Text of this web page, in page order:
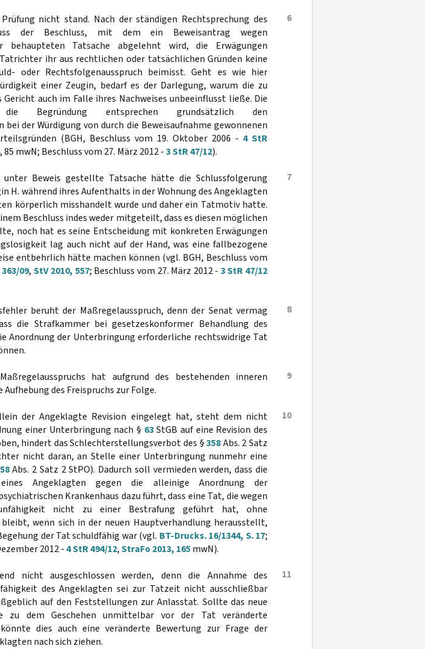
6
nicht stand. Nach der ständigen Rechtsprechung des
der Beschluss, mit dem ein Beweisantrag wegen
behaupteten Tatsache abgelehnt wird, die Erwägungen
ihr aus rechtlichen oder tatsächlichen Gründen keine
oder Rechtsfolgenausspruch beimisst. Geht es wie hier
einer Zeugin, bedarf es der Darlegung, warum die zu
Gericht auch im Falle ihres Nachweises unbeeinflusst ließe. Die
Begründung entsprechen grundsätzlich den
bei der Würdigung von durch die Beweisaufnahme gewonnenen
(BGH, Beschluss vom 19. Oktober 2006 -4 StR
, 85 mwN; Beschluss vom 27. März 2012 -3 StR 47/12).
7
Beweis gestellte Tatsache hätte die Schlussfolgerung
H. während ihres Aufenthalts in der Wohnung des Angeklagten
körperlich misshandelt wurde und daher ein Tatmotiv hatte.
Beschluss indes weder mitgeteilt, dass es diesen möglichen
noch hat es seine Entscheidung mit konkreten Erwägungen
lag auch nicht auf der Hand, was eine fallbezogene
entbehrlich hätte machen können (vgl. BGH, Beschluss vom
09, StV 2010, 557; Beschluss vom 27. März 2012 - 3 StR 47/12
8
beruht der Maßregelausspruch, denn der Senat vermag
die Strafkammer bei gesetzeskonformer Behandlung des
Anordnung der Unterbringung erforderliche rechtswidrige Tat
9
hat aufgrund des bestehenden inneren
des Freispruchs zur Folge.
10
der Angeklagte Revision eingelegt hat, steht dem nicht
einer Unterbringung nach § 63StGB auf eine Revision des
hindert das Schlechterstellungsverbot des §358Abs. 2 Satz
nicht daran, an Stelle einer Unterbringung nunmehr eine
Abs. 2 Satz 2 StPO). Dadurch soll vermieden werden, dass die
Angeklagten gegen die alleinige Anordnung der
Krankenhaus dazu führt, dass eine Tat, die wegen
nicht zu einer Bestrafung geführt hat, ohne
wenn sich in der neuen Hauptverhandlung herausstellt,
der Tat schuldfähig war (vgl. BT-Drucks. 16/1344, S. 17;
2012 -4 StR 494/12,StraFo 2013, 165mwN).
11
nicht ausgeschlossen werden, denn die Annahme des
des Angeklagten sei zur Tatzeit nicht ausschließbar
auf den Feststellungen zur Anlasstat. Sollte das neue
zu dem Geschehen unmittelbar vor der Tat veränderte
dies auch eine veränderte Bewertung zur Frage der
nach sich ziehen.